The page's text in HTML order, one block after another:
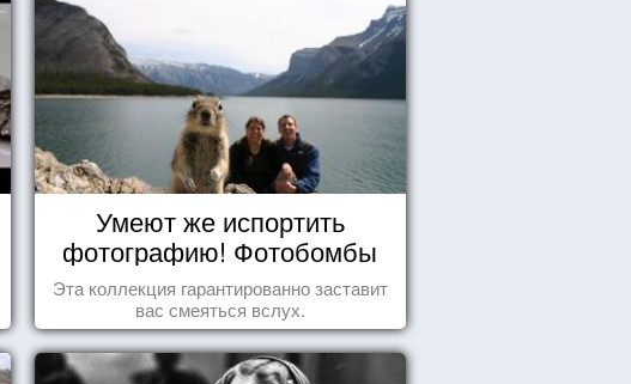
Умеют же испортить
фотографию! Фотобомбы
животных
Эта коллекция гарантированно заставит
вас смеяться вслух.